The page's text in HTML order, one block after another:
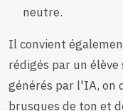
neutre.
Il convient
rédigés par un élève
générés par l'IA, on
brusques de ton et